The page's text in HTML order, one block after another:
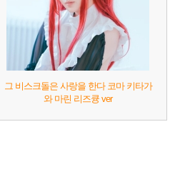
그 비스크돌은 사랑을 한다 코마 키타가
와 마린 리즈큥 ver